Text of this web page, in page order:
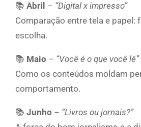
📚 Abril – “Digital x impresso”
Comparação entre tela e papel:
escolha.
📚 Maio – “Você é o que você lê”
Como os conteúdos moldam
comportamento.
📚 Junho – “Livros ou jornais?”